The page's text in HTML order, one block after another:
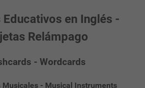
Educativos en Inglés -
Relámpago
- Wordcards
Musicales - Musical Instruments